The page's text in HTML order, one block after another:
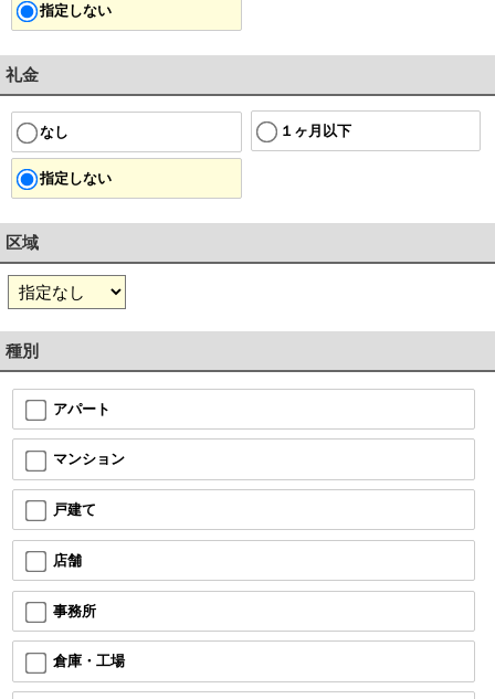
指定しない
礼金
なし １ヶ月以下
指定しない
区域
種別
アパート
マンション
戸建て
店舗
事務所
倉庫・工場